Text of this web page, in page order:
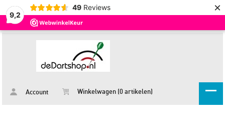
9,2
49 Reviews ×
Account Winkelwagen (0 artikelen)